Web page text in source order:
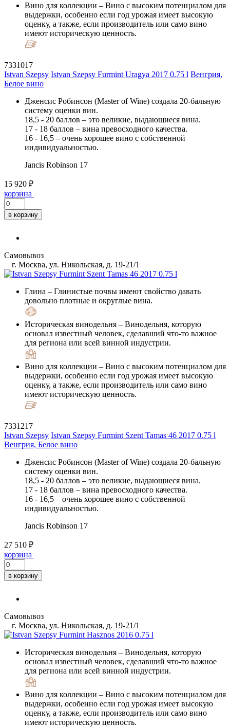
Вино для коллекции – Вино с высоким потенциалом для
выдержки, особенно если год урожая имеет высокую
оценку, а также, если производитель или само вино
имеют историческую ценность.
7331017
Istvan Szepsy Istvan Szepsy Furmint Uragya 2017 0.75 l Венгрия,
Белое вино
Дженсис Робинсон (Master of Wine) создала 20-бальную
систему оценки вин.
18,5 - 20 баллов – это великие, выдающиеся вина.
17 - 18 баллов – вина превосходного качества.
16 - 16,5 – очень хорошее вино с собственной
индивидуальностью.
Jancis Robinson 17
15 920 ₽
корзина
в корзину
Самовывоз
г. Москва, ул. Никольская, д. 19-21/1
Глина – Глинистые почвы имеют свойство давать
довольно плотные и округлые вина.
Историческая винодельня – Винодельня, которую
основал известный человек, сделавший что-то важное
для региона или всей винной индустрии.
Вино для коллекции – Вино с высоким потенциалом для
выдержки, особенно если год урожая имеет высокую
оценку, а также, если производитель или само вино
имеют историческую ценность.
7331217
Istvan Szepsy Istvan Szepsy Furmint Szent Tamas 46 2017 0.75 l
Венгрия, Белое вино
Дженсис Робинсон (Master of Wine) создала 20-бальную
систему оценки вин.
18,5 - 20 баллов – это великие, выдающиеся вина.
17 - 18 баллов – вина превосходного качества.
16 - 16,5 – очень хорошее вино с собственной
индивидуальностью.
Jancis Robinson 17
27 510 ₽
корзина
в корзину
Самовывоз
г. Москва, ул. Никольская, д. 19-21/1
Историческая винодельня – Винодельня, которую
основал известный человек, сделавший что-то важное
для региона или всей винной индустрии.
Вино для коллекции – Вино с высоким потенциалом для
выдержки, особенно если год урожая имеет высокую
оценку, а также, если производитель или само вино
имеют историческую ценность.